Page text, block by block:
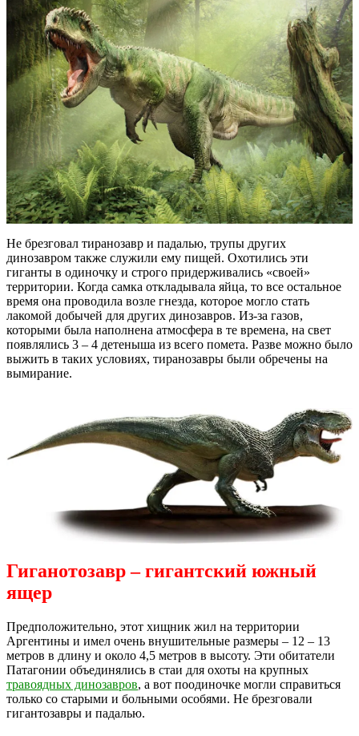
Не брезговал тиранозавр и падалью, трупы других
динозавром также служили ему пищей. Охотились эти
гиганты в одиночку и строго придерживались «своей»
территории. Когда самка откладывала яйца, то все остальное
время она проводила возле гнезда, которое могло стать
лакомой добычей для других динозавров. Из-за газов,
которыми была наполнена атмосфера в те времена, на свет
появлялись 3 – 4 детеныша из всего помета. Разве можно было
выжить в таких условиях, тиранозавры были обречены на
вымирание.
Гиганотозавр – гигантский южный
ящер
Предположительно, этот хищник жил на территории
Аргентины и имел очень внушительные размеры – 12 – 13
метров в длину и около 4,5 метров в высоту. Эти обитатели
Патагонии объединялись в стаи для охоты на крупных
травоядных динозавров, а вот поодиночке могли справиться
только со старыми и больными особями. Не брезговали
гигантозавры и падалью.